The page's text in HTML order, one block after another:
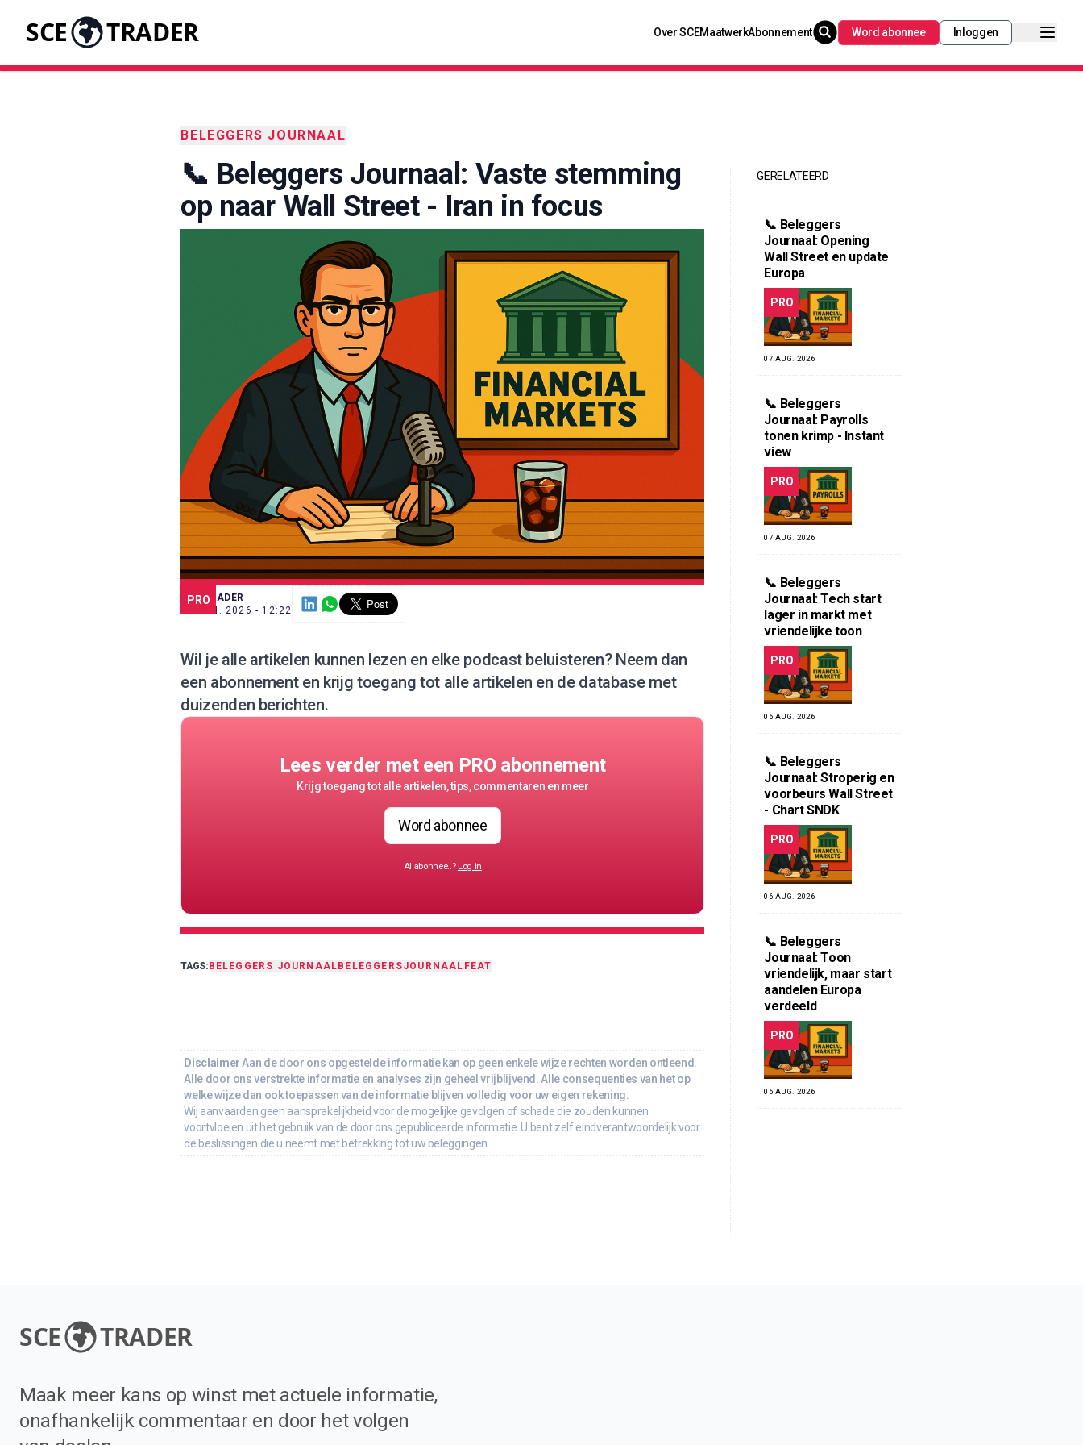
SCE TRADER Over SCEMaatwerkAbonnement Word abonnee Inloggen
BELEGGERS JOURNAAL
📞 Beleggers Journaal: Vaste stemming
op naar Wall Street - Iran in focus
PRO
SCE TRADER
12 JUN. 2026 - 12:22
Wil je alle artikelen kunnen lezen en elke podcast beluisteren? Neem dan
een abonnementen krijg toegang tot alle artikelen en de database met
duizenden berichten.
Lees verder met een PRO abonnement
Krijg toegang tot alle artikelen, tips, commentaren en meer
Word abonnee
Al abonnee..? Log in
TAGS:BELEGGERS JOURNAALBELEGGERSJOURNAAL FEAT
Disclaimer Aan de door ons opgestelde informatie kan op geen enkele wijze rechten worden ontleend.
Alle door ons verstrekte informatie en analyses zijn geheel vrijblijvend. Alle consequenties van het op
welke wijze dan ook toepassen van de informatie blijven volledig voor uw eigen rekening.
Wij aanvaarden geen aansprakelijkheid voor de mogelijke gevolgen of schade die zouden kunnen
voortvloeien uit het gebruik van de door ons gepubliceerde informatie. U bent zelf eindverantwoordelijk voor
de beslissingen die u neemt met betrekking tot uw beleggingen.
GERELATEERD
📞 Beleggers
Journaal: Opening
Wall Street en update
Europa
PRO
07 AUG. 2026
📞 Beleggers
Journaal: Payrolls
tonen krimp - Instant
view
PRO
07 AUG. 2026
📞 Beleggers
Journaal: Tech start
lager in markt met
vriendelijke toon
PRO
06 AUG. 2026
📞 Beleggers
Journaal: Stroperig en
voorbeurs Wall Street
- Chart SNDK
PRO
06 AUG. 2026
📞 Beleggers
Journaal: Toon
vriendelijk, maar start
aandelen Europa
verdeeld
PRO
06 AUG. 2026
SCE TRADER
Maak meer kans op winst met actuele informatie,
onafhankelijk commentaar en door het volgen